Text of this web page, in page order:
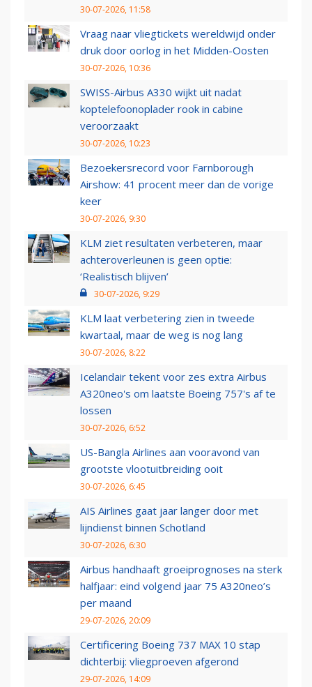
30-07-2026, 11:58
Vraag naar vliegtickets wereldwijd onder
druk door oorlog in het Midden-Oosten
30-07-2026, 10:36
SWISS-Airbus A330 wijkt uit nadat
koptelefoonoplader rook in cabine
veroorzaakt
30-07-2026, 10:23
Bezoekersrecord voor Farnborough
Airshow: 41 procent meer dan de vorige
keer
30-07-2026, 9:30
KLM ziet resultaten verbeteren, maar
achteroverleunen is geen optie:
‘Realistisch blijven’
30-07-2026, 9:29
KLM laat verbetering zien in tweede
kwartaal, maar de weg is nog lang
30-07-2026, 8:22
Icelandair tekent voor zes extra Airbus
A320neo's om laatste Boeing 757's af te
lossen
30-07-2026, 6:52
US-Bangla Airlines aan vooravond van
grootste vlootuitbreiding ooit
30-07-2026, 6:45
AIS Airlines gaat jaar langer door met
lijndienst binnen Schotland
30-07-2026, 6:30
Airbus handhaaft groeiprognoses na sterk
halfjaar: eind volgend jaar 75 A320neo’s
per maand
29-07-2026, 20:09
Certificering Boeing 737 MAX 10 stap
dichterbij: vliegproeven afgerond
29-07-2026, 14:09